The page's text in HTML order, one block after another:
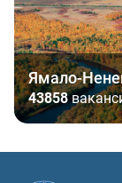
Ямало-
43858